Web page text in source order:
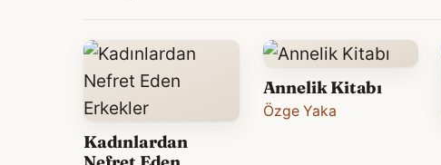
Kadınlardan
Annelik Kitabı
Özge Yaka